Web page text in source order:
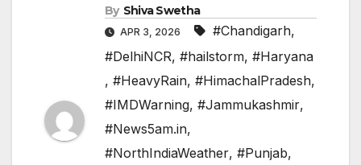
By Shiva Swetha
APR 3, 2026 #Chandigarh,
#DelhiNCR, #hailstorm, #Haryana
, #HeavyRain, #HimachalPradesh,
#IMDWarning, #Jammukashmir,
#News5am.in,
#NorthIndiaWeather, #Punjab,